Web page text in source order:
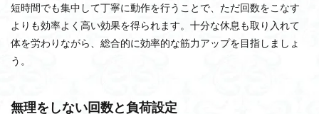
短時間でも集中して丁寧に動作を行うことで、ただ回数をこなす
よりも効率よく高い効果を得られます。十分な休息も取り入れて
体を労わりながら、総合的に効率的な筋力アップを目指しましょ
う。
無理をしない回数と負荷設定